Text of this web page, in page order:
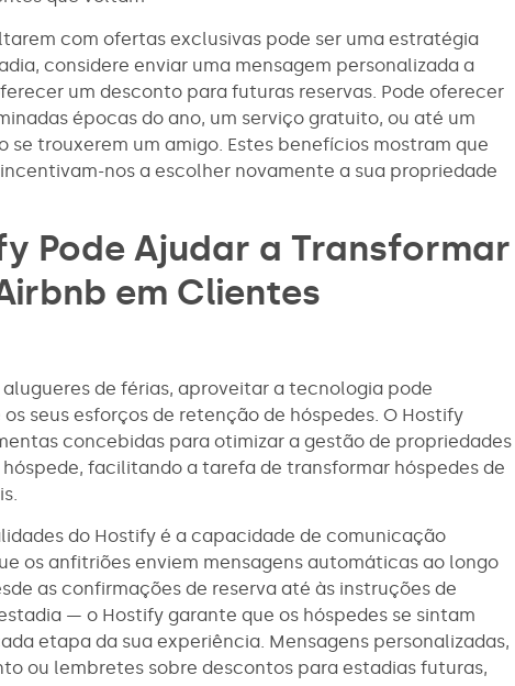
com ofertas exclusivas pode ser uma estratégia
considere enviar uma mensagem personalizada a
um desconto para futuras reservas. Pode oferecer
épocas do ano, um serviço gratuito, ou até um
trouxerem um amigo. Estes benefícios mostram que
nos a escolher novamente a sua propriedade
Pode Ajudar a Transformar
em Clientes
de férias, aproveitar a tecnologia pode
seus esforços de retenção de hóspedes. O Hostify
concebidas para otimizar a gestão de propriedades
facilitando a tarefa de transformar hóspedes de
do Hostify é a capacidade de comunicação
os anfitriões enviem mensagens automáticas ao longo
as confirmações de reserva até às instruções de
— o Hostify garante que os hóspedes se sintam
etapa da sua experiência. Mensagens personalizadas,
ou lembretes sobre descontos para estadias futuras,